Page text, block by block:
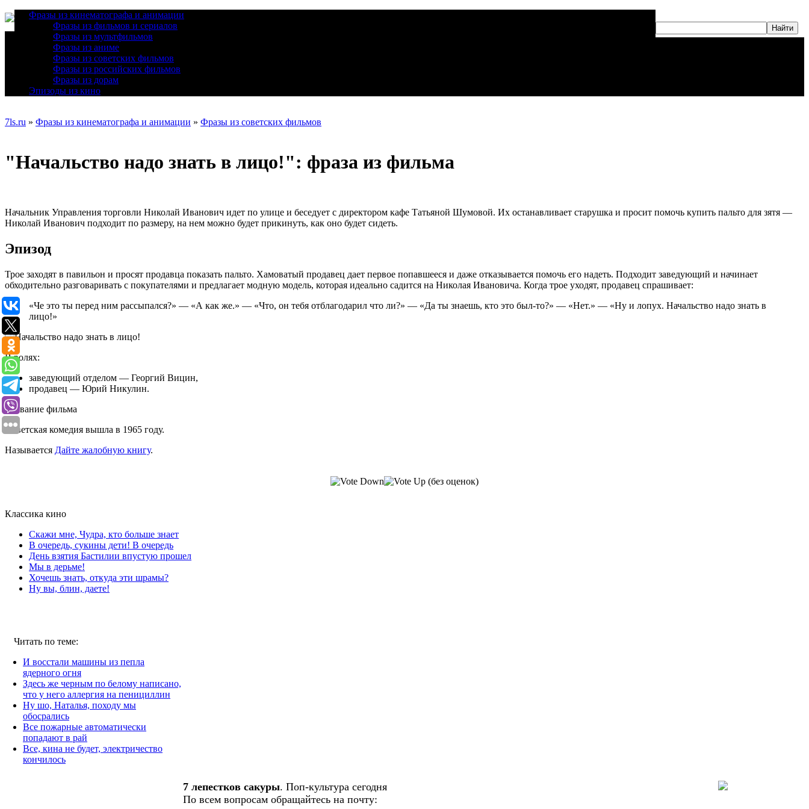
Фразы из кинематографа и анимации
Фразы из фильмов и сериалов
Фразы из мультфильмов
Фразы из аниме
Фразы из советских фильмов
Фразы из российских фильмов
Фразы из дорам
Эпизоды из кино
7ls.ru » Фразы из кинематографа и анимации » Фразы из советских фильмов
"Начальство надо знать в лицо!": фраза из фильма
Начальник Управления торговли Николай Иванович идет по улице и беседует с директором кафе Татьяной Шумовой. Их останавливает старушка и просит помочь купить пальто для зятя —
Николай Иванович подходит по размеру, на нем можно будет прикинуть, как оно будет сидеть.
Эпизод
Трое заходят в павильон и просят продавца показать пальто. Хамоватый продавец дает первое попавшееся и даже отказывается помочь его надеть. Подходит заведующий и начинает
обходительно разговаривать с покупателями и предлагает модную модель, которая идеально садится на Николая Ивановича. Когда трое уходят, продавец спрашивает:
«Че это ты перед ним рассыпался?» — «А как же.» — «Что, он тебя отблагодарил что ли?» — «Да ты знаешь, кто это был-то?» — «Нет.» — «Ну и лопух. Начальство надо знать в
лицо!»
В ролях:
заведующий отделом — Георгий Вицин,
продавец — Юрий Никулин.
Название фильма
Советская комедия вышла в 1965 году.
Называется Дайте жалобную книгу.
(без оценок)
Классика кино
Скажи мне, Чудра, кто больше знает
В очередь, сукины дети! В очередь
День взятия Бастилии впустую прошел
Мы в дерьме!
Хочешь знать, откуда эти шрамы?
Ну вы, блин, даете!
Читать по теме:
И восстали машины из пепла
ядерного огня
Здесь же черным по белому написано,
что у него аллергия на пенициллин
Ну шо, Наталья, походу мы
обосрались
Все пожарные автоматически
попадают в рай
Все, кина не будет, электричество
кончилось
7 лепестков сакуры. Поп-культура сегодня
По всем вопросам обращайтесь на почту: